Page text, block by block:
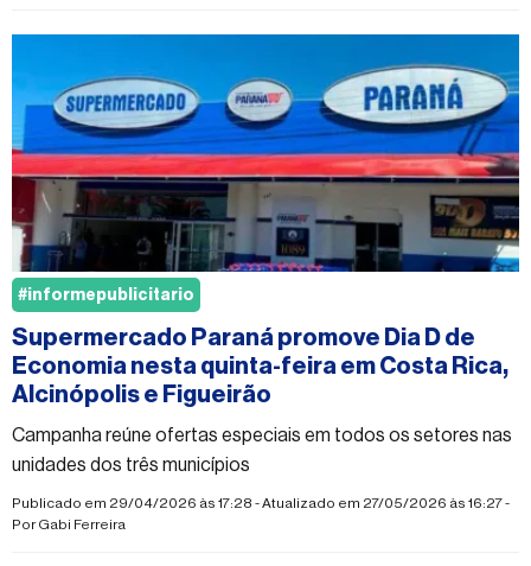
Supermercado Paraná promove Dia D de
Economia nesta quinta-feira em Costa Rica,
Alcinópolis e Figueirão
Campanha reúne ofertas especiais em todos os setores nas
unidades dos três municípios
Publicado em 29/04/2026 às 17:28 - Atualizado em 27/05/2026 às 16:27 -
PorGabi Ferreira
#informepublicitario